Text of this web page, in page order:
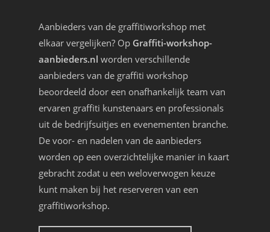
Aanbieders van de graffitiworkshop met
elkaar vergelijken? Op Graffiti-workshop-
aanbieders.nl worden verschillende
aanbieders van de graffiti workshop
beoordeeld door een onafhankelijk team van
ervaren graffiti kunstenaars en professionals
uit de bedrijfsuitjes en evenementen branche.
De voor- en nadelen van de aanbieders
worden op een overzichtelijke manier in kaart
gebracht zodat u een weloverwogen keuze
kunt maken bij het reserveren van een
graffitiworkshop.